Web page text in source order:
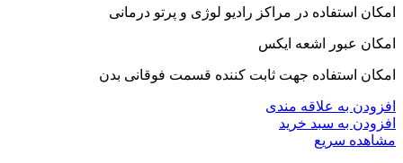
امکان استفاده در مراکز رادیو لوژی و پرتو درمانی
امکان عبور اشعه ایکس
امکان استفاده جهت ثابت کننده قسمت فوقانی بدن
افزودن به علاقه مندی
افزودن به سبد خرید
مشاهده سریع